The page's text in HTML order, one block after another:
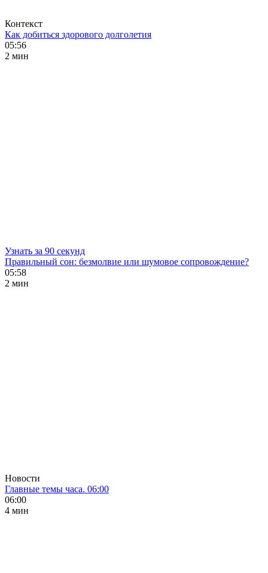
Контекст
Как добиться здорового долголетия
05:56
2 мин
Узнать за 90 секунд
Правильный сон: безмолвие или шумовое сопровождение?
05:58
2 мин
Новости
Главные темы часа. 06:00
06:00
4 мин